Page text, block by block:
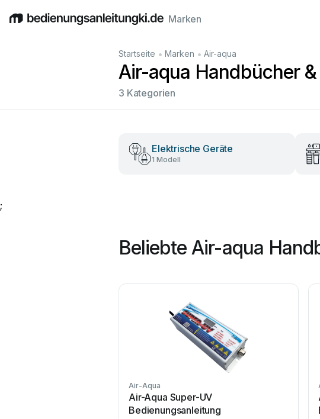
EnglishDeutschEspañolItalianoFrançais
Marken
Startseite • Marken • Air-aqua
Air-aqua Handbücher
3 Kategorien
Elektrische Geräte
1 Modell
;
Beliebte Air-aqua
Air-Aqua
Air-Aqua Super-UV
Bedienungsanleitung